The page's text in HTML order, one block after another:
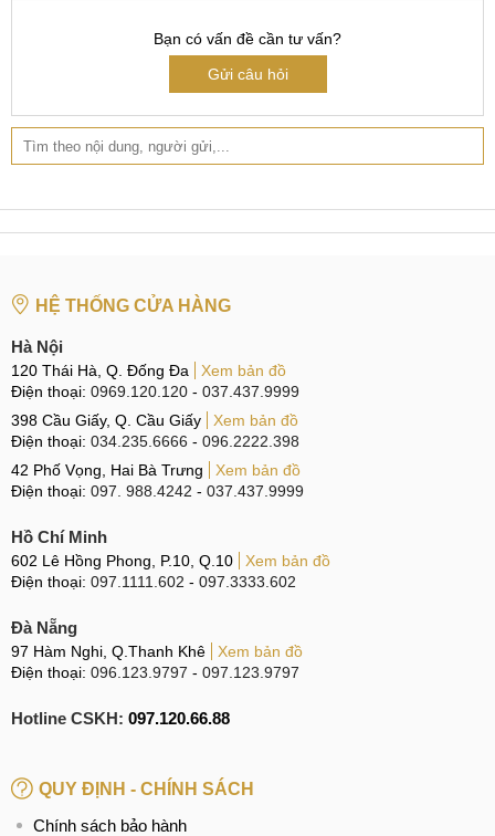
Bạn có vấn đề cần tư vấn?
Gửi câu hỏi
HỆ THỐNG CỬA HÀNG
Hà Nội
120 Thái Hà, Q. Đống Đa
Xem bản đồ
Điện thoại: 0969.120.120 - 037.437.9999
398 Cầu Giấy, Q. Cầu Giấy
Xem bản đồ
Điện thoại: 034.235.6666 - 096.2222.398
42 Phố Vọng, Hai Bà Trưng
Xem bản đồ
Điện thoại: 097. 988.4242 - 037.437.9999
Hồ Chí Minh
602 Lê Hồng Phong, P.10, Q.10
Xem bản đồ
Điện thoại: 097.1111.602 - 097.3333.602
Đà Nẵng
97 Hàm Nghi, Q.Thanh Khê
Xem bản đồ
Điện thoại: 096.123.9797 - 097.123.9797
Hotline CSKH: 097.120.66.88
QUY ĐỊNH - CHÍNH SÁCH
Chính sách bảo hành